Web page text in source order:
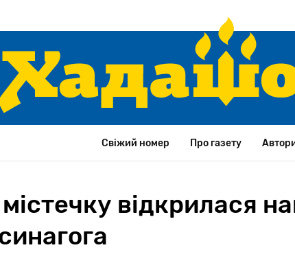
Свіжий номер Про газету
відкрилася